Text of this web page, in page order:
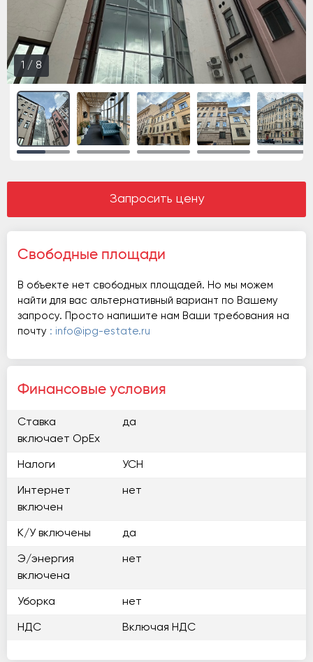
1 / 8
Запросить цену
Свободные площади
В объекте нет свободных площадей. Но мы можем
найти для вас альтернативный вариант по Вашему
запросу. Просто напишите нам Ваши требования на
почту : info@ipg-estate.ru
Финансовые условия
Ставка
включает OpEx
да
Налоги УСН
Интернет
включен
нет
К/У включены да
Э/энергия
включена
нет
Уборка нет
НДС Включая НДС